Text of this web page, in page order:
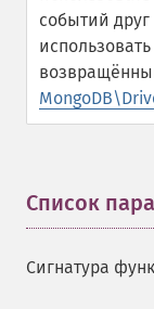
событий друг
Список
Сигнатура